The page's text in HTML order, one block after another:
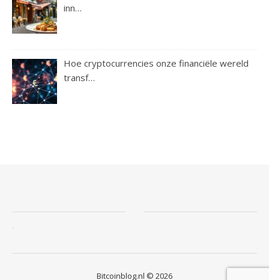
inn…
Hoe cryptocurrencies onze financiële wereld
transf…
Bitcoinblog.nl © 2026